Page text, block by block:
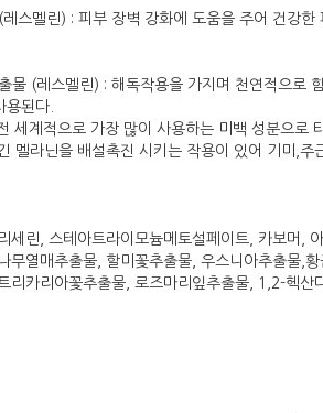
스멜린) : 피부 장벽 강화에 도움을 주어 건강한
물 (레스멜린) : 해독작용을 가지며 천연적으로
용된다.
세계적으로 가장 많이 사용하는 미백 성분으로
멜라닌을 배설촉진 시키는 작용이 있어 기미,주
세린, 스테아트라이모늄메토설페이트, 카보머,
무열매추출물, 할미꽃추출물, 우스니아추출물,
리카리아꽃추출물, 로즈마리잎추출물, 1,2-헥